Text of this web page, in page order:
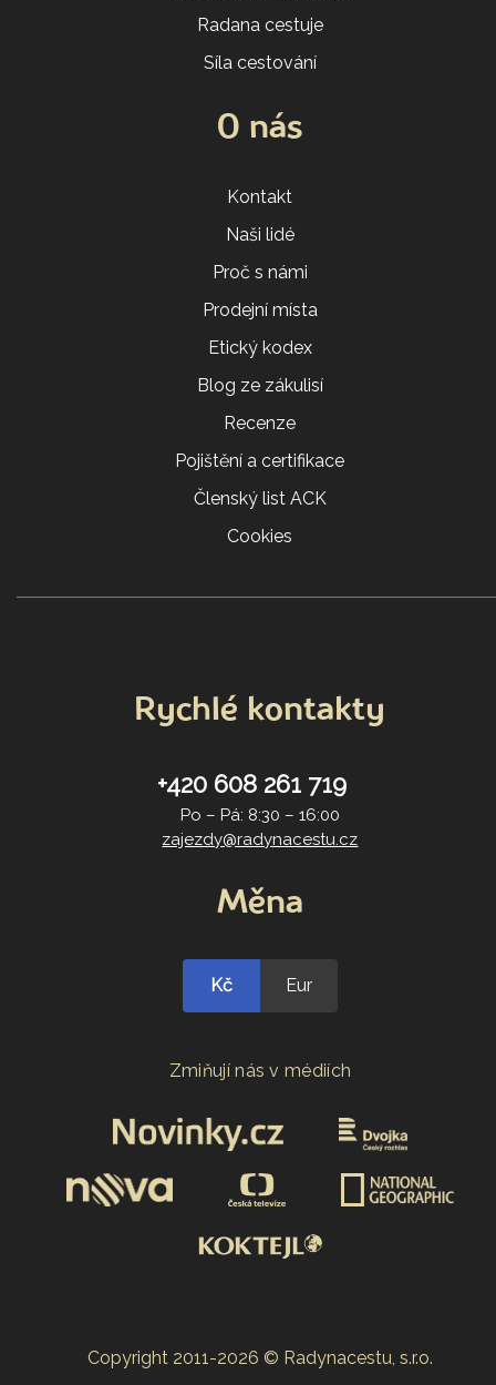
Radana cestuje
Síla cestování
O nás
Kontakt
Naši lidé
Proč s námi
Prodejní místa
Etický kodex
Blog ze zákulisí
Recenze
Pojištění a certifikace
Členský list ACK
Cookies
Rychlé kontakty
+420 608 261 719
Po – Pá: 8:30 – 16:00
zajezdy@radynacestu.cz
Měna
Kč Eur
Zmiňují nás v médiích
Copyright 2011-2026 © Radynacestu, s.r.o.